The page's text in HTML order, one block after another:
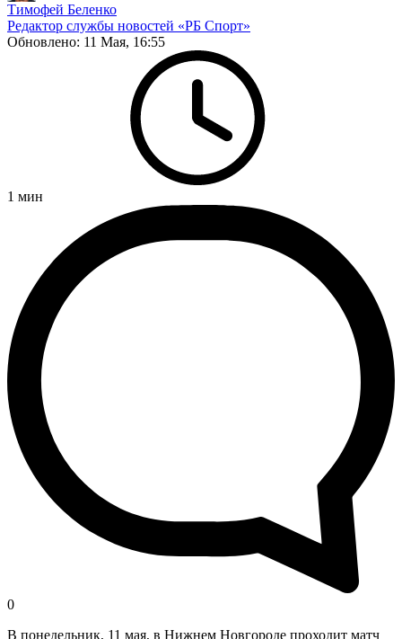
Тимофей Беленко
Редактор службы новостей «РБ Спорт»
Обновлено: 11 Мая, 16:55
1 мин
0
В понедельник, 11 мая, в Нижнем Новгороде проходит матч